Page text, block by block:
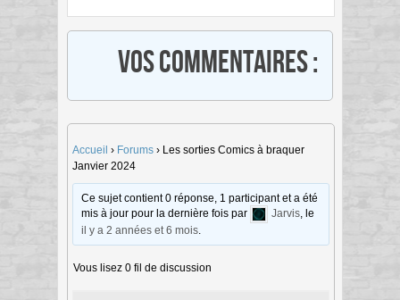
Vos commentaires :
Accueil › Forums › Les sorties Comics à braquer
Janvier 2024
Ce sujet contient 0 réponse, 1 participant et a été
mis à jour pour la dernière fois par
Jarvis, le
il y a 2 années et 6 mois.
Vous lisez 0 fil de discussion